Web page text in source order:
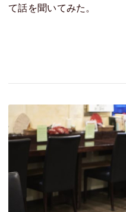
て話を聞いてみた。